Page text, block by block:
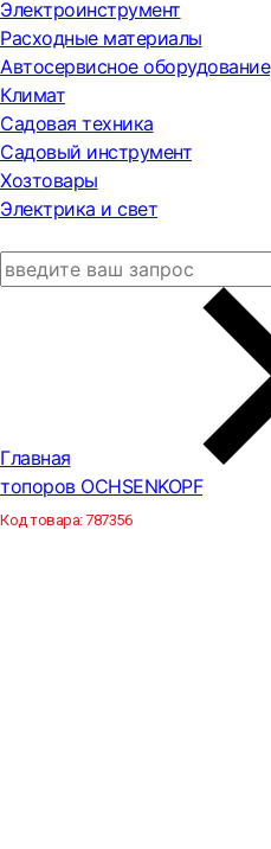
Электроинструмент
Расходные материалы
Автосервисное оборудование
Климат
Садовая техника
Садовый инструмент
Хозтовары
Электрика и свет
Главная
топоров OCHSENKOPF
Код товара:787356